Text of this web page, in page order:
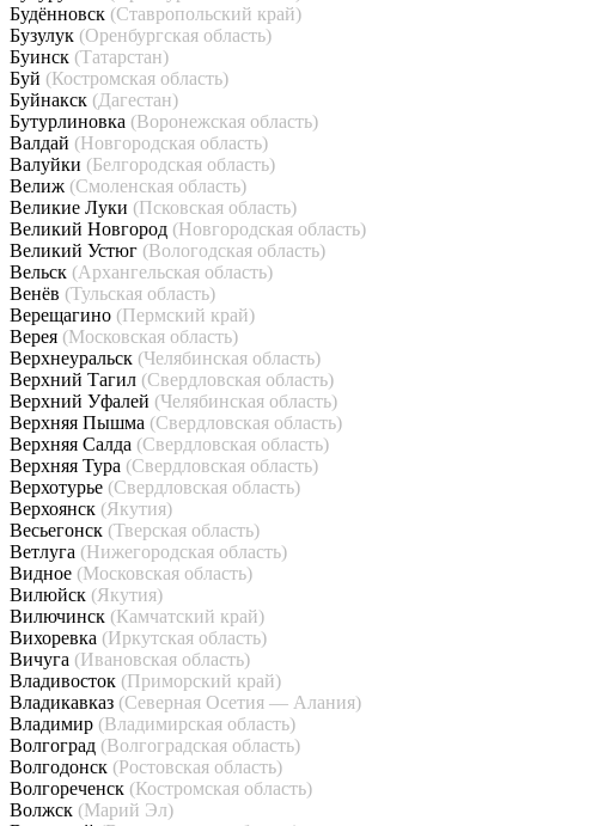
Будённовск (Ставропольский край)
Бузулук (Оренбургская область)
Буинск (Татарстан)
Буй (Костромская область)
Буйнакск (Дагестан)
Бутурлиновка (Воронежская область)
Валдай (Новгородская область)
Валуйки (Белгородская область)
Велиж (Смоленская область)
Великие Луки (Псковская область)
Великий Новгород (Новгородская область)
Великий Устюг (Вологодская область)
Вельск (Архангельская область)
Венёв (Тульская область)
Верещагино (Пермский край)
Верея (Московская область)
Верхнеуральск (Челябинская область)
Верхний Тагил (Свердловская область)
Верхний Уфалей (Челябинская область)
Верхняя Пышма (Свердловская область)
Верхняя Салда (Свердловская область)
Верхняя Тура (Свердловская область)
Верхотурье (Свердловская область)
Верхоянск (Якутия)
Весьегонск (Тверская область)
Ветлуга (Нижегородская область)
Видное (Московская область)
Вилюйск (Якутия)
Вилючинск (Камчатский край)
Вихоревка (Иркутская область)
Вичуга (Ивановская область)
Владивосток (Приморский край)
Владикавказ (Северная Осетия — Алания)
Владимир (Владимирская область)
Волгоград (Волгоградская область)
Волгодонск (Ростовская область)
Волгореченск (Костромская область)
Волжск (Марий Эл)